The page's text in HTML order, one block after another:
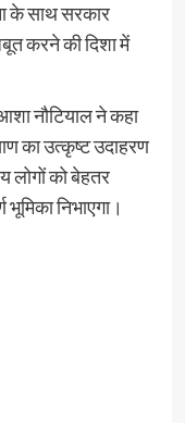
के साथ सरकार
करने की दिशा में
नौटियाल ने कहा
का उत्कृष्ट उदाहरण
लोगों को बेहतर
निभाएगा।